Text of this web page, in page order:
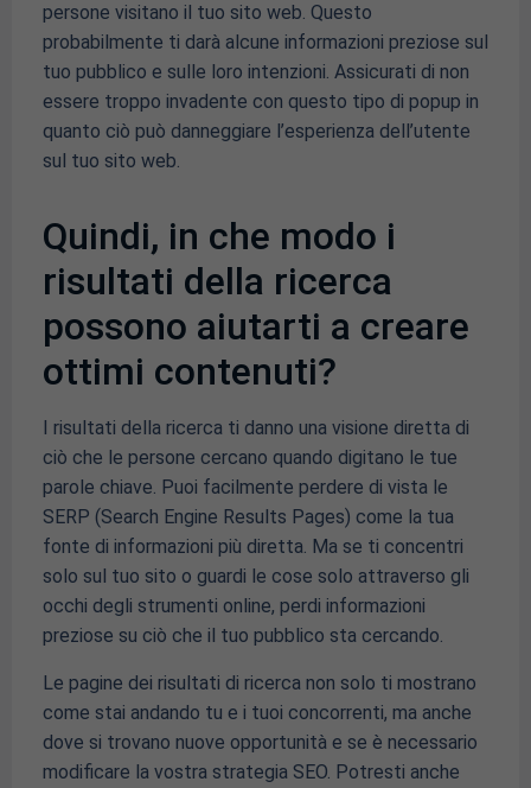
persone visitano il tuo sito web. Questo
probabilmente ti darà alcune informazioni preziose sul
tuo pubblico e sulle loro intenzioni. Assicurati di non
essere troppo invadente con questo tipo di popup in
quanto ciò può danneggiare l’esperienza dell’utente
sul tuo sito web.
Quindi, in che modo i
risultati della ricerca
possono aiutarti a creare
ottimi contenuti?
I risultati della ricerca ti danno una visione diretta di
ciò che le persone cercano quando digitano le tue
parole chiave. Puoi facilmente perdere di vista le
SERP (Search Engine Results Pages) come la tua
fonte di informazioni più diretta. Ma se ti concentri
solo sul tuo sito o guardi le cose solo attraverso gli
occhi degli strumenti online, perdi informazioni
preziose su ciò che il tuo pubblico sta cercando.
Le pagine dei risultati di ricerca non solo ti mostrano
come stai andando tu e i tuoi concorrenti, ma anche
dove si trovano nuove opportunità e se è necessario
modificare la vostra strategia SEO. Potresti anche